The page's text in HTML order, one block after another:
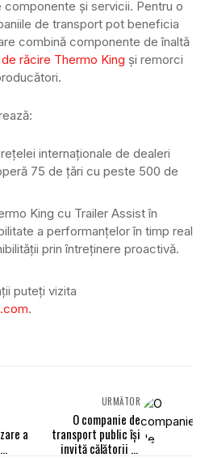
și servicii. Pentru o
de transport pot beneficia
combină componente de înaltă
răcire Thermo King și remorci
internaționale de dealeri
75 de țări cu peste 500 de
King cu Trailer Assist în
a performanțelor în timp real
prin întreținere proactivă.
puteți vizita
.
a
URMĂTOR
O companie de
transport public își
invită călătorii să